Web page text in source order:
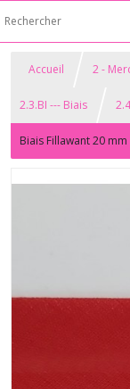
Accueil 2 -
2.3.BI --- Biais
Biais Fillawant 20